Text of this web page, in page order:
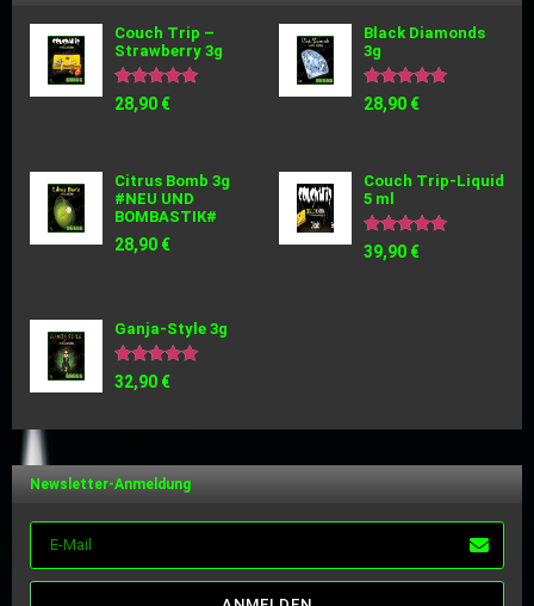
Couch Trip –
Strawberry 3g
Bewertet
mit
28,90 €
Black Diamonds
3g
Bewertet
mit
28,90 €
Citrus Bomb 3g
#NEU UND
BOMBASTIK#
28,90 €
Couch Trip-Liquid
5 ml
Bewertet
mit
39,90 €
Ganja-Style 3g
Bewertet
mit
32,90 €
Newsletter-Anmeldung